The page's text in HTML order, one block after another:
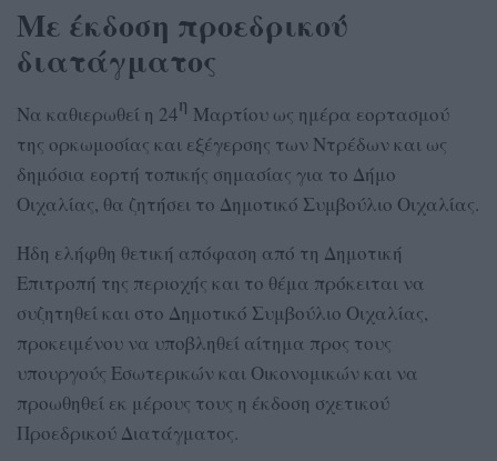
Με έκδοση προεδρικού
διατάγματος
Να καθιερωθεί η 24η Μαρτίου ως ημέρα εορτασμού
της ορκωμοσίας και εξέγερσης των Ντρέδων και ως
δημόσια εορτή τοπικής σημασίας για το Δήμο
Οιχαλίας, θα ζητήσει το Δημοτικό Συμβούλιο Οιχαλίας.
Ήδη ελήφθη θετική απόφαση από τη Δημοτική
Επιτροπή της περιοχής και το θέμα πρόκειται να
συζητηθεί και στο Δημοτικό Συμβούλιο Οιχαλίας,
προκειμένου να υποβληθεί αίτημα προς τους
υπουργούς Εσωτερικών και Οικονομικών και να
προωθηθεί εκ μέρους τους η έκδοση σχετικού
Προεδρικού Διατάγματος.